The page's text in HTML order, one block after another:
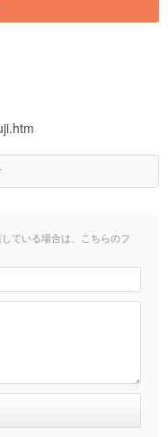
ている場合は、こちらのフ